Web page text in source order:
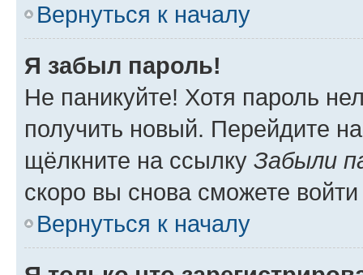
Вернуться к началу
Я забыл пароль!
Не паникуйте! Хотя пароль
получить новый. Перейдите
щёлкните на ссылку Забыли
скоро вы снова сможете
Вернуться к началу